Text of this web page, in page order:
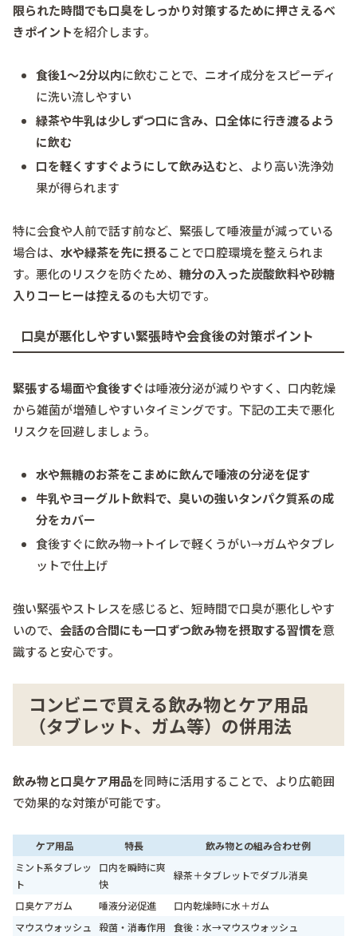
限られた時間でも口臭をしっかり対策するために押さえるべ
きポイントを紹介します。
食後1～2分以内に飲むことで、ニオイ成分をスピーディ
に洗い流しやすい
緑茶や牛乳は少しずつ口に含み、口全体に行き渡るよう
に飲む
口を軽くすすぐようにして飲み込むと、より高い洗浄効
果が得られます
特に会食や人前で話す前など、緊張して唾液量が減っている
場合は、 水や緑茶を先に摂ることで口腔環境を整えられま
す。悪化のリスクを防ぐため、 糖分の入った炭酸飲料や砂糖
入りコーヒーは控えるのも大切です。
口臭が悪化しやすい緊張時や会食後の対策ポイント
緊張する場面や食後すぐは唾液分泌が減りやすく、口内乾燥
から雑菌が増殖しやすいタイミングです。下記の工夫で悪化
リスクを回避しましょう。
水や無糖のお茶をこまめに飲んで唾液の分泌を促す
牛乳やヨーグルト飲料で、臭いの強いタンパク質系の成
分をカバー
食後すぐに飲み物→トイレで軽くうがい→ガムやタブレ
ットで仕上げ
強い緊張やストレスを感じると、短時間で口臭が悪化しやす
いので、 会話の合間にも一口ずつ飲み物を摂取する習慣を意
識すると安心です。
コンビニで買える飲み物とケア用品
（タブレット、ガム等）の併用法
飲み物と口臭ケア用品を同時に活用することで、より広範囲
で効果的な対策が可能です。
ケア用品 特長
飲み物との組み合わせ例
ミント系タブレッ
ト
口内を瞬時に爽
快
緑茶＋タブレットでダブル消臭
口臭ケアガム 唾液分泌促進
口内乾燥時に水＋ガム
マウスウォッシュ
殺菌・消毒作用 食後：水→マウスウォッシュ